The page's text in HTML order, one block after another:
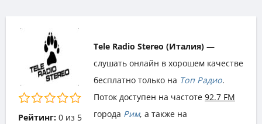
Рейтинг: 0из 5
Tele Radio Stereo (Италия) —
слушать онлайн в хорошем качестве
бесплатно только на Топ Радио.
Поток доступен на частоте 92.7 FM
города Рим, а также на